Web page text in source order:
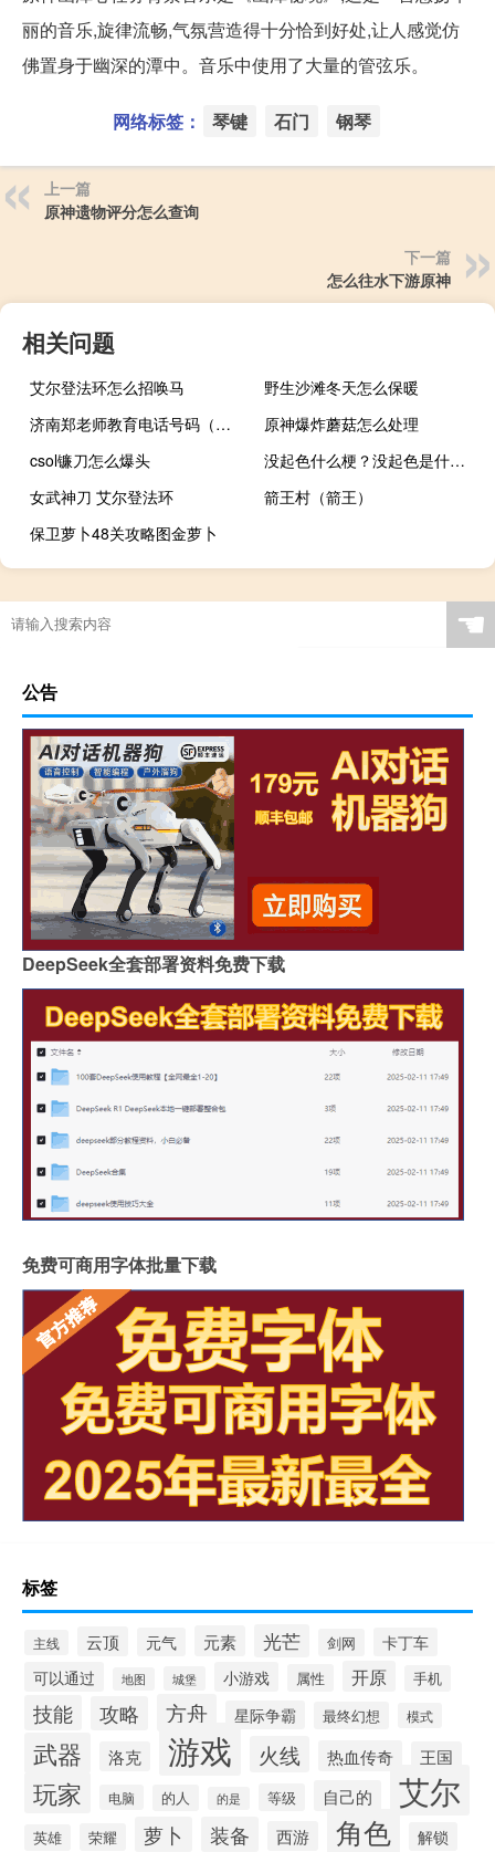
丽的音乐,旋律流畅,气氛营造得十分恰到好处,让人感觉仿
佛置身于幽深的潭中。音乐中使用了大量的管弦乐。
网络标签： 琴键 石门 钢琴
上一篇
原神遗物评分怎么查询
下一篇
怎么往水下游原神
相关问题
艾尔登法环怎么招唤马
野生沙滩冬天怎么保暖
济南郑老师教育电话号码（济南郑老师教育官网）
原神爆炸蘑菇怎么处理
csol镰刀怎么爆头
没起色什么梗？没起色是什么意思什么梗
女武神刀 艾尔登法环
箭王村（箭王）
保卫萝卜48关攻略图金萝卜
☚
公告
DeepSeek全套部署资料免费下载
免费可商用字体批量下载
标签
主线 云顶 元气 元素 光芒 剑网 卡丁车
可以通过 地图 城堡 小游戏 属性 开原 手机
技能 攻略 方舟 星际争霸 最终幻想 模式
武器 洛克 游戏 火线 热血传奇 王国
玩家 电脑 的人 的是 等级 自己的 艾尔
英雄 荣耀 萝卜 装备 西游 角色 解锁